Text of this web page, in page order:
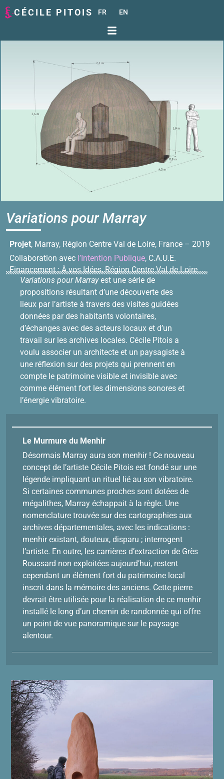
CÉCILE PITOIS FR EN
Variations pour Marray
Projet, Marray, Région Centre Val de Loire, France – 2019
Collaboration avec l’Intention Publique, C.A.U.E.
Financement : À vos Idées, Région Centre Val de Loire
Variations pour Marrayest une série de
propositions résultant d’une découverte des
lieux par l’artiste à travers des visites guidées
données par des habitants volontaires,
d’échanges avec des acteurs locaux et d’un
travail sur les archives locales. Cécile Pitois a
voulu associer un architecte et un paysagiste à
une réflexion sur des projets qui prennent en
compte le patrimoine visible et invisible avec
comme élément fort les dimensions sonores et
l’énergie vibratoire.
Le Murmure du Menhir
Désormais Marray aura son menhir ! Ce nouveau
concept de l’artiste Cécile Pitois est fondé sur une
légende impliquant un rituel lié au son vibratoire.
Si certaines communes proches sont dotées de
mégalithes, Marray échappait à la règle. Une
nomenclature trouvée sur des cartographies aux
archives départementales, avec les indications :
menhir existant, douteux, disparu ; interrogent
l’artiste. En outre, les carrières d’extraction de Grès
Roussard non exploitées aujourd’hui, restent
cependant un élément fort du patrimoine local
inscrit dans la mémoire des anciens. Cette pierre
devrait être utilisée pour la réalisation de ce menhir
installé le long d’un chemin de randonnée qui offre
un point de vue panoramique sur le paysage
alentour.